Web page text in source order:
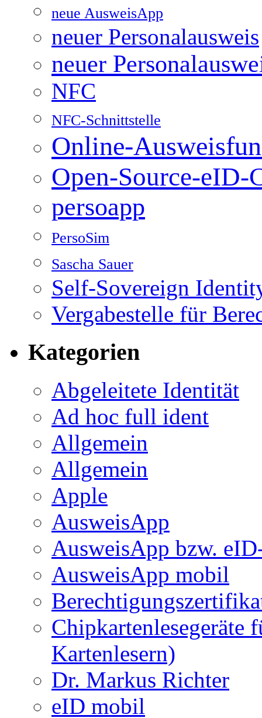
neue AusweisApp
neuer Personalausweis
neuer
NFC
NFC-Schnittstelle
Online-
Open-Source-eID-
persoapp
PersoSim
Sascha Sauer
Self-Sovereign
Vergabestelle für
Kategorien
Abgeleitete Identität
Ad hoc full ident
Allgemein
Allgemein
Apple
AusweisApp
AusweisApp bzw.
AusweisApp mobil
Chipkartenlesegeräte
Kartenlesern)
Dr. Markus Richter
eID mobil